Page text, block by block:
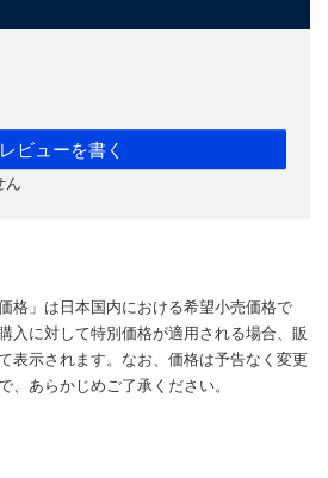
レビューを書く
ん
格」は日本国内における希望小売価格で
入に対して特別価格が適用される場合、販
表示されます。なお、価格は予告なく変更
、あらかじめご了承ください。